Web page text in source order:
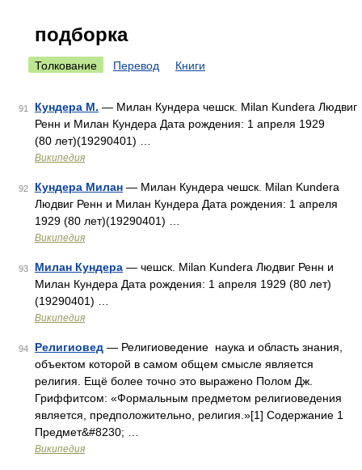
подборка
Толкование Перевод Книги
91 Кундера М. — Милан Кундера чешск. Milan Kundera Людвиг
Ренн и Милан Кундера Дата рождения: 1 апреля 1929
(80 лет)(19290401) …
Википедия
92 Кундера Милан — Милан Кундера чешск. Milan Kundera
Людвиг Ренн и Милан Кундера Дата рождения: 1 апреля
1929 (80 лет)(19290401) …
Википедия
93 Милан Кундера — чешск. Milan Kundera Людвиг Ренн и
Милан Кундера Дата рождения: 1 апреля 1929 (80 лет)
(19290401) …
Википедия
94 Религиовед — Религиоведение наука и область знания,
объектом которой в самом общем смысле является
религия. Ещё более точно это выражено Полом Дж.
Гриффитсом: «Формальным предметом религиоведения
является, предположительно, религия.»[1] Содержание 1
Предмет&#8230; …
Википедия